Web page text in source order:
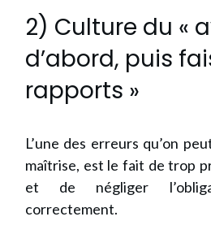
2) Culture du «
d’abord, puis
rapports »
L’une des erreurs qu’on
maîtrise, est le fait de trop
et de négliger
correctement.